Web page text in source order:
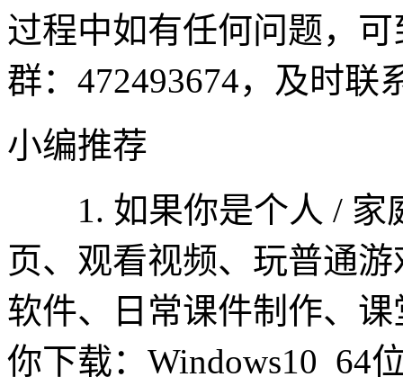
过程中如有任何问题，
群：472493674，及时
小编推荐
1. 如果你是个人 / 家
页、观看视频、玩普通
软件、日常课件制作、
你下载：Windows10 64